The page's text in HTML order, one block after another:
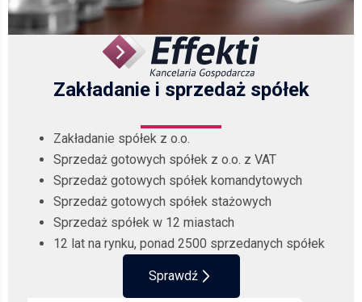
Zakładanie i sprzedaż spółek
Zakładanie spółek z o.o.
Sprzedaż gotowych spółek z o.o. z VAT
Sprzedaż gotowych spółek komandytowych
Sprzedaż gotowych spółek stażowych
Sprzedaż spółek w 12 miastach
12 lat na rynku, ponad 2500 sprzedanych spółek
Sprawdź